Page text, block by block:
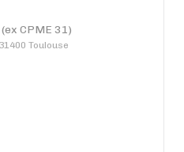
CPME 31)
Toulouse